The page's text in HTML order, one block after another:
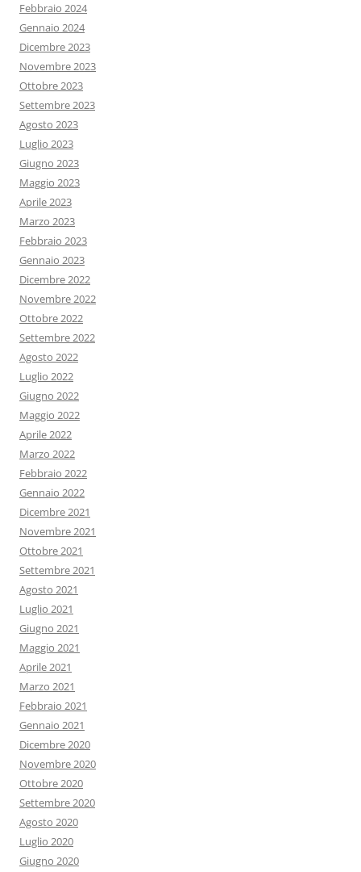
Febbraio 2024
Gennaio 2024
Dicembre 2023
Novembre 2023
Ottobre 2023
Settembre 2023
Agosto 2023
Luglio 2023
Giugno 2023
Maggio 2023
Aprile 2023
Marzo 2023
Febbraio 2023
Gennaio 2023
Dicembre 2022
Novembre 2022
Ottobre 2022
Settembre 2022
Agosto 2022
Luglio 2022
Giugno 2022
Maggio 2022
Aprile 2022
Marzo 2022
Febbraio 2022
Gennaio 2022
Dicembre 2021
Novembre 2021
Ottobre 2021
Settembre 2021
Agosto 2021
Luglio 2021
Giugno 2021
Maggio 2021
Aprile 2021
Marzo 2021
Febbraio 2021
Gennaio 2021
Dicembre 2020
Novembre 2020
Ottobre 2020
Settembre 2020
Agosto 2020
Luglio 2020
Giugno 2020